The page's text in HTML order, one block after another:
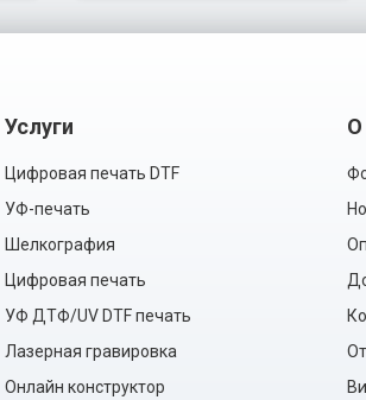
Услуги
Цифровая печать DTF
УФ-печать
Шелкография
Цифровая печать
УФ ДТФ/UV DTF печать
Лазерная гравировка
Онлайн конструктор
О